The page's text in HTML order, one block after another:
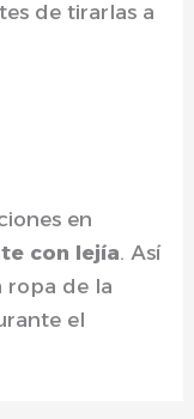
de tirarlas a
en
con lejía. Así
ropa de la
el